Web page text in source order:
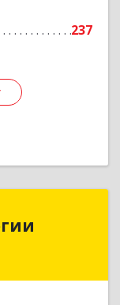
237
Подробнее
р-н,